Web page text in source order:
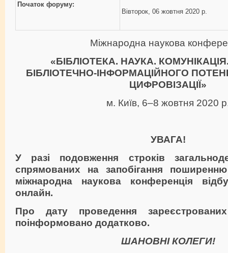
Початок форуму:
Вівторок, 06 жовтня 2020 р.
Міжнародна наукова
«БІБЛІОТЕКА. НАУКА.
БІБЛІОТЕЧНО-ІНФОРМАЦІЙНОГО
ЦИФРОВІЗАЦІЇ»
м. Київ, 6–8 жовтня 2020
УВАГА!
У разі подовження строків
спрямованих на запобігання
міжнародна наукова конференція
онлайн.
Про дату проведення
поінформовано додатково.
ШАНОВНІ КОЛЕГИ!